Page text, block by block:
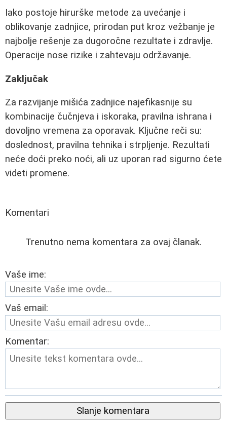
Iako postoje hirurške metode za uvećanje i
oblikovanje zadnjice, prirodan put kroz vežbanje je
najbolje rešenje za dugoročne rezultate i zdravlje.
Operacije nose rizike i zahtevaju održavanje.
Zaključak
Za razvijanje mišića zadnjice najefikasnije su
kombinacije čučnjeva i iskoraka, pravilna ishrana i
dovoljno vremena za oporavak. Ključne reči su:
doslednost, pravilna tehnika i strpljenje. Rezultati
neće doći preko noći, ali uz uporan rad sigurno ćete
videti promene.
Komentari
Trenutno nema komentara za ovaj članak.
Vaše ime:
Vaš email:
Komentar:
Slanje komentara